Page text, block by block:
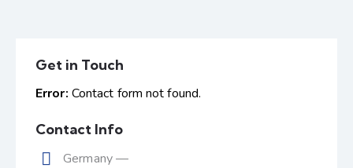
Get in Touch
Error: Contact form not found.
Contact Info
Germany —